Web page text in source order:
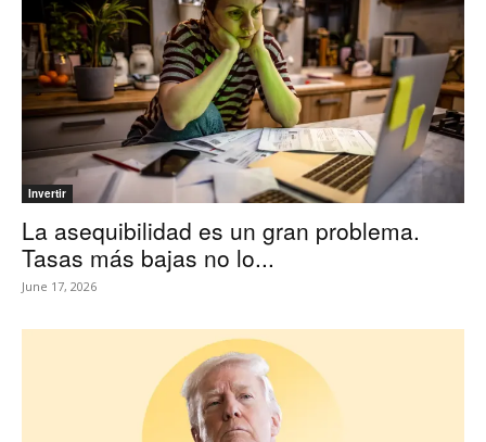
Invertir
La asequibilidad es un gran problema.
Tasas más bajas no lo...
June 17, 2026